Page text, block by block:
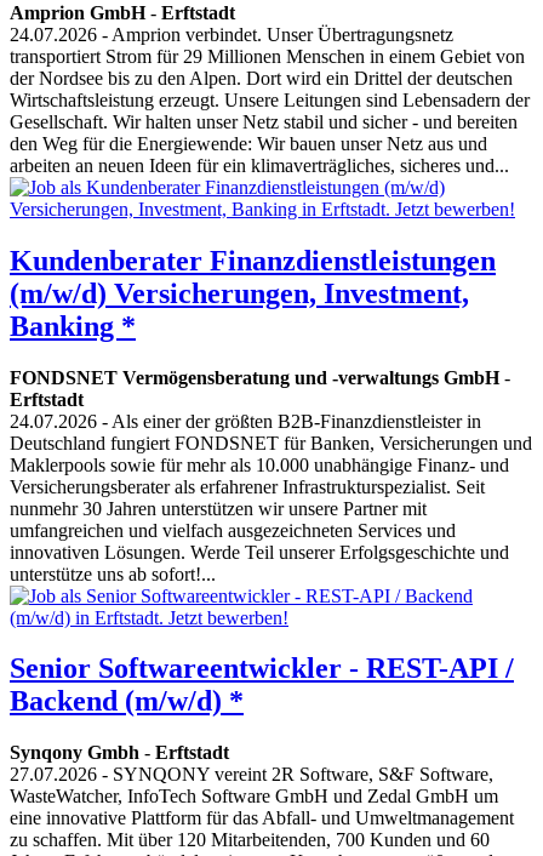
Amprion GmbH- Erftstadt
24.07.2026 - Amprion verbindet. Unser Übertragungsnetz
transportiert Strom für 29 Millionen Menschen in einem Gebiet von
der Nordsee bis zu den Alpen. Dort wird ein Drittel der deutschen
Wirtschaftsleistung erzeugt. Unsere Leitungen sind Lebensadern der
Gesellschaft. Wir halten unser Netz stabil und sicher - und bereiten
den Weg für die Energiewende: Wir bauen unser Netz aus und
arbeiten an neuen Ideen für ein klimaverträgliches, sicheres und...
Kundenberater Finanzdienstleistungen
(m/w/d) Versicherungen, Investment,
Banking *
FONDSNET Vermögensberatung und -verwaltungs GmbH-
Erftstadt
24.07.2026 - Als einer der größten B2B-Finanzdienstleister in
Deutschland fungiert FONDSNET für Banken, Versicherungen und
Maklerpools sowie für mehr als 10.000 unabhängige Finanz- und
Versicherungsberater als erfahrener Infrastrukturspezialist. Seit
nunmehr 30 Jahren unterstützen wir unsere Partner mit
umfangreichen und vielfach ausgezeichneten Services und
innovativen Lösungen. Werde Teil unserer Erfolgsgeschichte und
unterstütze uns ab sofort!...
Senior Softwareentwickler - REST-API /
Backend (m/w/d) *
Synqony Gmbh - Erftstadt
27.07.2026 - SYNQONY vereint 2R Software, S&F Software,
WasteWatcher, InfoTech Software GmbH und Zedal GmbH um
eine innovative Plattform für das Abfall- und Umweltmanagement
zu schaffen. Mit über 120 Mitarbeitenden, 700 Kunden und 60